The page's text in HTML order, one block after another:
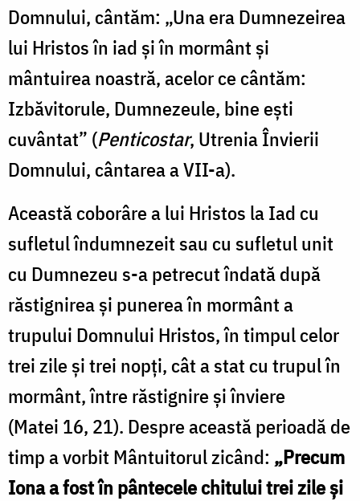
Domnului, cântăm: „Una era Dumnezeirea
lui Hristos în iad și în mormânt și
mântuirea noastră, acelor ce cântăm:
Izbăvitorule, Dumnezeule, bine ești
cuvântat” (Penticostar, Utrenia Învierii
Domnului, cântarea a VII-a).
Această coborâre a lui Hristos la Iad cu
sufletul îndumnezeit sau cu sufletul unit
cu Dumnezeu s-a petrecut îndată după
răstignirea şi punerea în mormânt a
trupului Domnului Hristos, în timpul celor
trei zile și trei nopți, cât a stat cu trupul în
mormânt, între răstignire și înviere
(Matei 16, 21). Despre această perioadă de
timp a vorbit Mântuitorul zicând: „Precum
Iona a fost în pântecele chitului trei zile și